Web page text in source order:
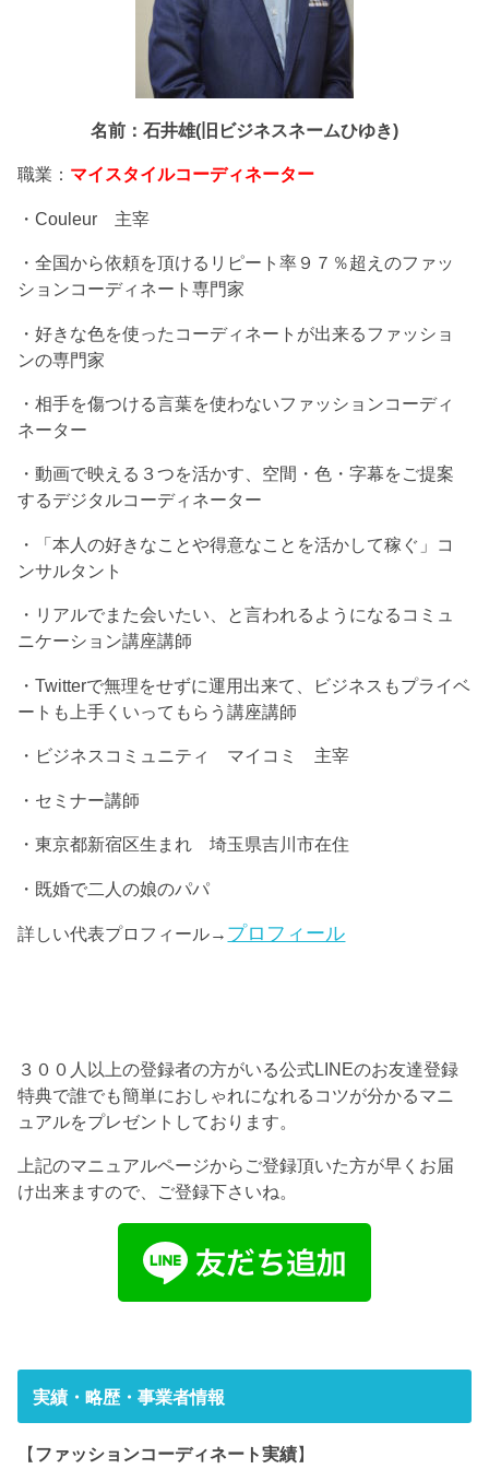
名前：石井雄(旧ビジネスネームひゆき)
職業： マイスタイルコーディネーター
・Couleur 主宰
・全国から依頼を頂けるリピート率９７％超えのファッ
ションコーディネート専門家
・好きな色を使ったコーディネートが出来るファッショ
ンの専門家
・相手を傷つける言葉を使わないファッションコーディ
ネーター
・動画で映える３つを活かす、空間・色・字幕をご提案
するデジタルコーディネーター
・「本人の好きなことや得意なことを活かして稼ぐ」コ
ンサルタント
・リアルでまた会いたい、と言われるようになるコミュ
ニケーション講座講師
・Twitterで無理をせずに運用出来て、ビジネスもプライベ
ートも上手くいってもらう講座講師
・ビジネスコミュニティ マイコミ 主宰
・セミナー講師
・東京都新宿区生まれ 埼玉県吉川市在住
・既婚で二人の娘のパパ
詳しい代表プロフィール→ プロフィール
３００人以上の登録者の方がいる公式LINEのお友達登録
特典で誰でも簡単におしゃれになれるコツが分かるマニ
ュアルをプレゼントしております。
上記のマニュアルページからご登録頂いた方が早くお届
け出来ますので、ご登録下さいね。
実績・略歴・事業者情報
【 ファッションコーディネート実績】